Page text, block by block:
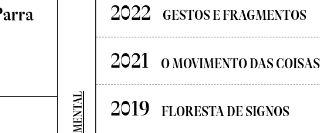
2022 GESTOS E FRAGMENTOS
2021 O MOVIMENTO DAS COISAS
2019 FLORESTA DE SIGNOS